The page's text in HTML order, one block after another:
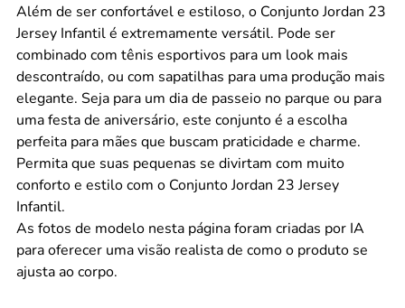
Além de ser confortável e estiloso, o Conjunto Jordan 23
Jersey Infantil é extremamente versátil. Pode ser
combinado com tênis esportivos para um look mais
descontraído, ou com sapatilhas para uma produção mais
elegante. Seja para um dia de passeio no parque ou para
uma festa de aniversário, este conjunto é a escolha
perfeita para mães que buscam praticidade e charme.
Permita que suas pequenas se divirtam com muito
conforto e estilo com o Conjunto Jordan 23 Jersey
Infantil.
As fotos de modelo nesta página foram criadas por IA
para oferecer uma visão realista de como o produto se
ajusta ao corpo.